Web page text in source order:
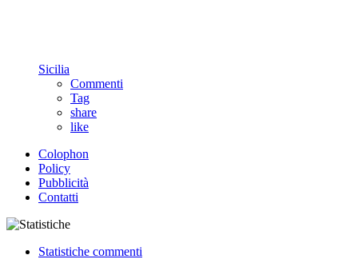
Sicilia
Commenti
Tag
share
like
Colophon
Policy
Pubblicità
Contatti
Statistiche commenti